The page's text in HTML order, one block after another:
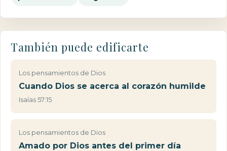
También puede edificarte
Los pensamientos de Dios
Cuando Dios se acerca al corazón humilde
Isaías 57:15
Los pensamientos de Dios
Amado por Dios antes del primer día